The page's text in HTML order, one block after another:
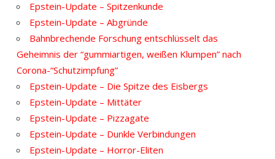
Epstein-Update – Spitzenkunde
Epstein-Update – Abgründe
Bahnbrechende Forschung entschlüsselt das
Geheimnis der “gummiartigen, weißen Klumpen” nach
Corona-“Schutzimpfung”
Epstein-Update – Die Spitze des Eisbergs
Epstein-Update – Mittäter
Epstein-Update – Pizzagate
Epstein-Update – Dunkle Verbindungen
Epstein-Update – Horror-Eliten